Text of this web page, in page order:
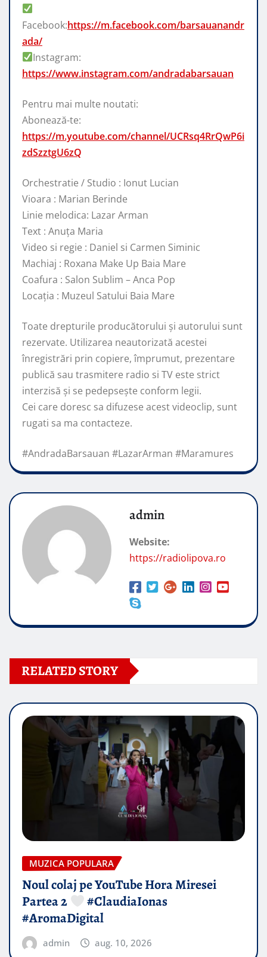
Facebook:https://m.facebook.com/barsauanandr
ada/
Instagram:
https://www.instagram.com/andradabarsauan
Pentru mai multe noutati:
Abonează-te:
https://m.youtube.com/channel/UCRsq4RrQwP6i
zdSzztgU6zQ
Orchestratie / Studio : Ionut Lucian
Vioara : Marian Berinde
Linie melodica: Lazar Arman
Text : Anuța Maria
Video si regie : Daniel si Carmen Siminic
Machiaj : Roxana Make Up Baia Mare
Coafura : Salon Sublim – Anca Pop
Locația : Muzeul Satului Baia Mare
Toate drepturile producătorului și autorului sunt
rezervate. Utilizarea neautorizată acestei
înregistrări prin copiere, împrumut, prezentare
publică sau trasmitere radio si TV este strict
interzisă și se pedepsește conform legii.
Cei care doresc sa difuzese acest videoclip, sunt
rugati sa ma contacteze.
#AndradaBarsauan #LazarArman #Maramures
admin
Website:
https://radiolipova.ro
RELATED STORY
MUZICA POPULARA
Noul colaj pe YouTube Hora Miresei
Partea 2
#ClaudiaIonas
#AromaDigital
admin aug. 10, 2026